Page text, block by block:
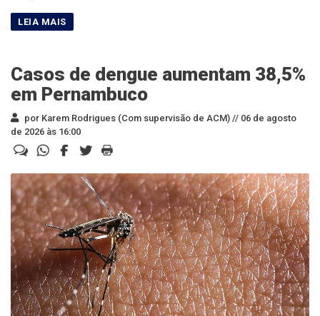
Casos de dengue aumentam 38,5%
em Pernambuco
por Karem Rodrigues (Com supervisão de ACM) // 06 de agosto
de 2026 às 16:00